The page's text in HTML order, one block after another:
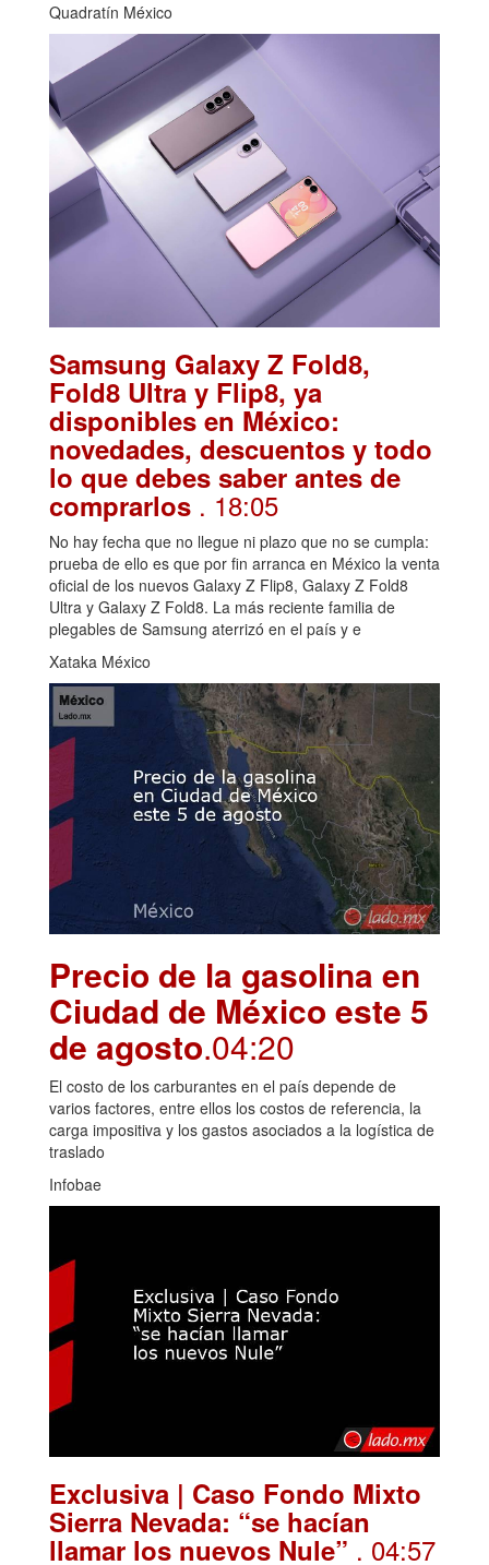
Quadratín México
Samsung Galaxy Z Fold8,
Fold8 Ultra y Flip8, ya
disponibles en México:
novedades, descuentos y todo
lo que debes saber antes de
comprarlos . 18:05
No hay fecha que no llegue ni plazo que no se cumpla:
prueba de ello es que por fin arranca en México la venta
oficial de los nuevos Galaxy Z Flip8, Galaxy Z Fold8
Ultra y Galaxy Z Fold8. La más reciente familia de
plegables de Samsung aterrizó en el país y e
Xataka México
Precio de la gasolina en
Ciudad de México este 5
de agosto.04:20
El costo de los carburantes en el país depende de
varios factores, entre ellos los costos de referencia, la
carga impositiva y los gastos asociados a la logística de
traslado
Infobae
Exclusiva | Caso Fondo Mixto
Sierra Nevada: “se hacían
llamar los nuevos Nule” . 04:57